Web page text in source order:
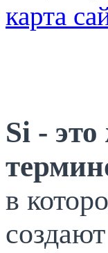
карта
Si -
в